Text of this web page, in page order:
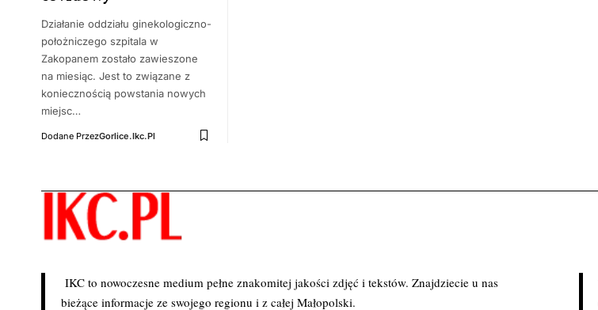
Działanie oddziału ginekologiczno-
położniczego szpitala w
Zakopanem zostało zawieszone
na miesiąc. Jest to związane z
koniecznością powstania nowych
miejsc…
Dodane PrzezGorlice.ikc.pl
IKC to nowoczesne medium pełne znakomitej jakości zdjęć i tekstów. Znajdziecie u nas
bieżące informacje ze swojego regionu i z całej Małopolski.